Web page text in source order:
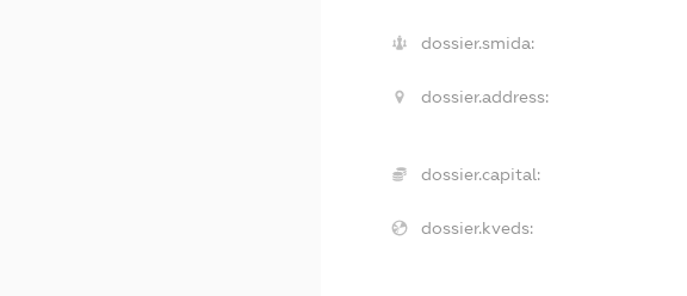
dossier.smida:
dossier.address:
dossier.capital:
dossier.kveds: